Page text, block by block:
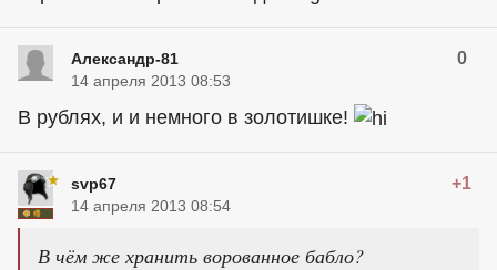
Александр-81 0
14 апреля 2013 08:53
В рублях, и и немного в золотишке!
svp67 +1
14 апреля 2013 08:54
В чём же хранить ворованное бабло?